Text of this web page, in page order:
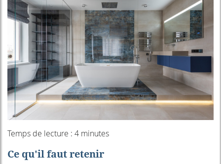
Temps de lecture : 4 minutes
Ce qu'il faut retenir